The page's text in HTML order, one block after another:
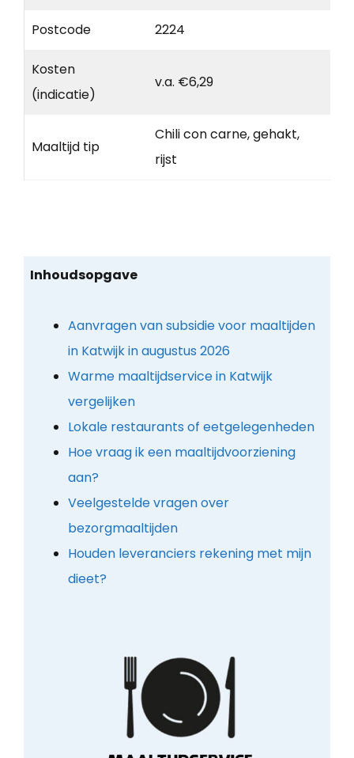
Postcode 2224
Kosten
(indicatie)
v.a. €6,29
Maaltijd tip
Chili con carne, gehakt,
rijst
Inhoudsopgave
Aanvragen van subsidie voor maaltijden
in Katwijk in augustus 2026
Warme maaltijdservice in Katwijk
vergelijken
Lokale restaurants of eetgelegenheden
Hoe vraag ik een maaltijdvoorziening
aan?
Veelgestelde vragen over
bezorgmaaltijden
Houden leveranciers rekening met mijn
dieet?